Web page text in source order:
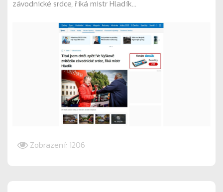
závodnické srdce, říká mistr Hladík...
Zobrazení: 1206